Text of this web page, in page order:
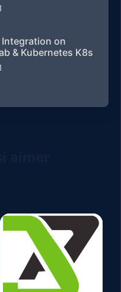
Integration on
& Kubernetes K8s